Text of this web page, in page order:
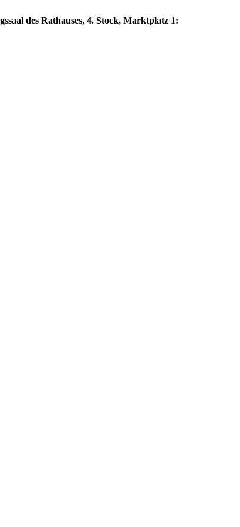
des Rathauses, 4. Stock, Marktplatz 1: